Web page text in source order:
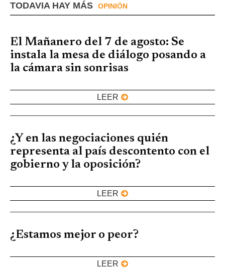
TODAVIA HAY MÁS OPINIÓN
El Mañanero del 7 de agosto: Se
instala la mesa de diálogo posando a
la cámara sin sonrisas
LEER
¿Y en las negociaciones quién
representa al país descontento con el
gobierno y la oposición?
LEER
¿Estamos mejor o peor?
LEER